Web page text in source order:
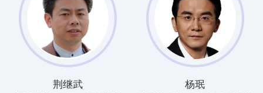
荆继武 杨珉